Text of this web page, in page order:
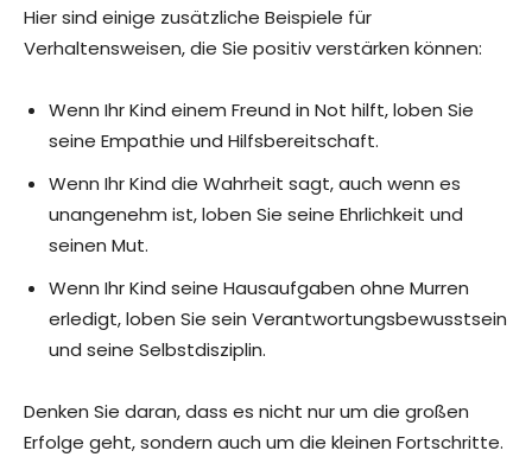
Hier sind einige zusätzliche Beispiele für
Verhaltensweisen, die Sie positiv verstärken können:
Wenn Ihr Kind einem Freund in Not hilft, loben Sie
seine Empathie und Hilfsbereitschaft.
Wenn Ihr Kind die Wahrheit sagt, auch wenn es
unangenehm ist, loben Sie seine Ehrlichkeit und
seinen Mut.
Wenn Ihr Kind seine Hausaufgaben ohne Murren
erledigt, loben Sie sein Verantwortungsbewusstsein
und seine Selbstdisziplin.
Denken Sie daran, dass es nicht nur um die großen
Erfolge geht, sondern auch um die kleinen Fortschritte.